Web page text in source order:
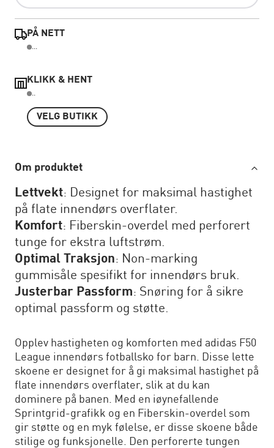
PÅ NETT
...
KLIKK & HENT
..
VELG BUTIKK
Om produktet
Lettvekt: Designet for maksimal hastighet
på flate innendørs overflater.
Komfort: Fiberskin-overdel med perforert
tunge for ekstra luftstrøm.
Optimal Traksjon: Non-marking
gummisåle spesifikt for innendørs bruk.
Justerbar Passform: Snøring for å sikre
optimal passform og støtte.
Opplev hastigheten og komforten med adidas F50
League innendørs fotballsko for barn. Disse lette
skoene er designet for å gi maksimal hastighet på
flate innendørs overflater, slik at du kan
dominere på banen. Med en iøynefallende
Sprintgrid-grafikk og en Fiberskin-overdel som
gir støtte og en myk følelse, er disse skoene både
stilige og funksjonelle. Den perforerte tungen